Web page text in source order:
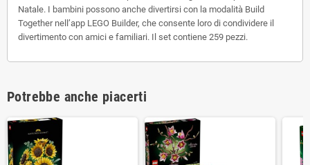
Natale. I bambini possono anche divertirsi con la modalità Build
Together nell’app LEGO Builder, che consente loro di condividere il
divertimento con amici e familiari. Il set contiene 259 pezzi.
Potrebbe anche piacerti